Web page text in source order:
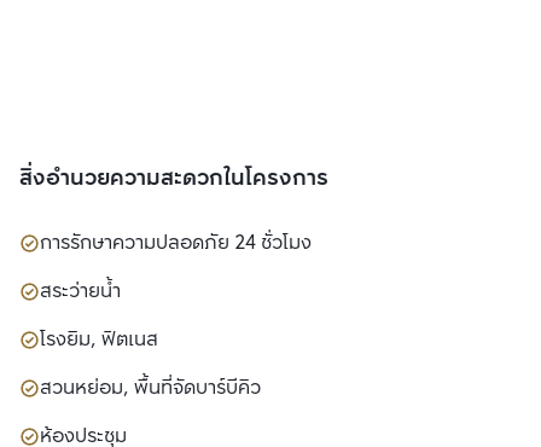
สิ่งอำนวยความสะดวกในโครงการ
การรักษาความปลอดภัย 24 ชั่วโมง
สระว่ายน้ำ
โรงยิม, ฟิตเนส
สวนหย่อม, พื้นที่จัดบาร์บีคิว
ห้องประชุม